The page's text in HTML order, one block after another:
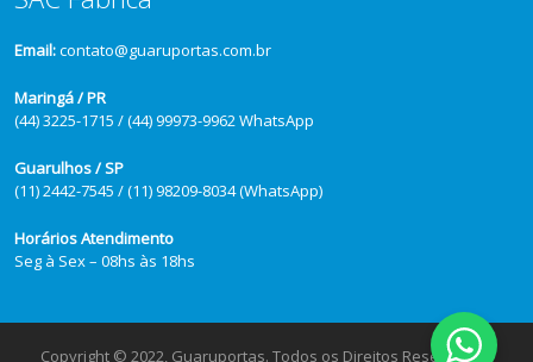
Email:contato@guaruportas.com.br
Maringá / PR
(44) 3225-1715 / (44) 99973-9962 WhatsApp
Guarulhos / SP
(11) 2442-7545 / (11) 98209-8034 (WhatsApp)
Horários Atendimento
Seg à Sex – 08hs às 18hs
Copyright © 2022, Guaruportas. Todos os Direitos Reservados.